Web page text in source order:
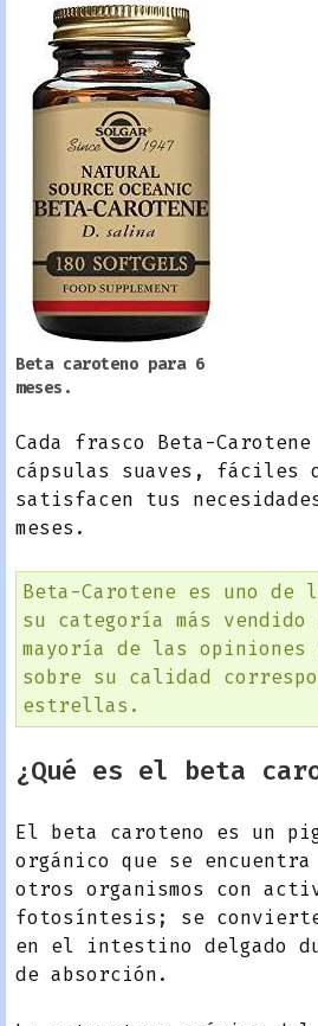
Beta caroteno para 6
meses.
Cada frasco Beta-
cápsulas suaves, fáciles
satisfacen tus
meses.
Beta-Carotene es uno de
su categoría más vendido
mayoría de las
sobre su calidad
estrellas.
¿Qué es el beta
El beta caroteno es un
orgánico que se
otros organismos con
fotosíntesis; se
en el intestino delgado
de absorción.